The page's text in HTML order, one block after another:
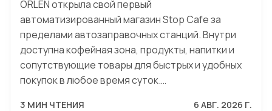
ORLEN открыла свой первый
автоматизированный магазин Stop Cafe за
пределами автозаправочных станций. Внутри
доступна кофейная зона, продукты, напитки и
сопутствующие товары для быстрых и удобных
покупок в любое время суток.…
3 МИН ЧТЕНИЯ 6 АВГ. 2026 Г.